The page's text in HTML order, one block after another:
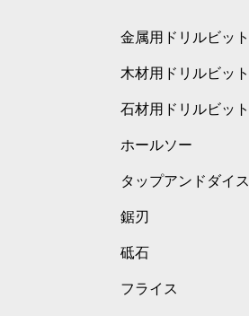
金属用ドリルビット
木材用ドリルビット
石材用ドリルビット
ホールソー
タップアンドダイス
鋸刃
砥石
フライス